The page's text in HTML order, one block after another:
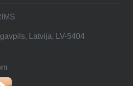
Latvija, LV-5404